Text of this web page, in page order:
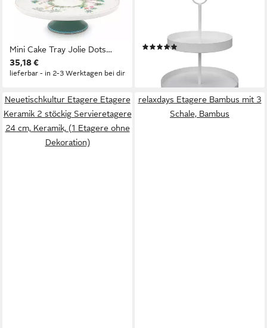
Etagere Jolie Dots Gold
Kuchenplatte auf Fuß klein
21 cm, Porzellan, (Platten),
Mini Cake Tray Jolie Dots
Gold 21cm
35,18 €
lieferbar - in 2-3 Werktagen bei dir
Etagere Etagere LENJA weiß
2-stöckige Metalletagere
lieferbar - in 2-3 Werktagen bei dir
Neuetischkultur Etagere Etagere
Keramik 2 stöckig Servieretagere
24 cm, Keramik, (1 Etagere ohne
Dekoration)
relaxdays Etagere Bambus mit 3
Schale, Bambus